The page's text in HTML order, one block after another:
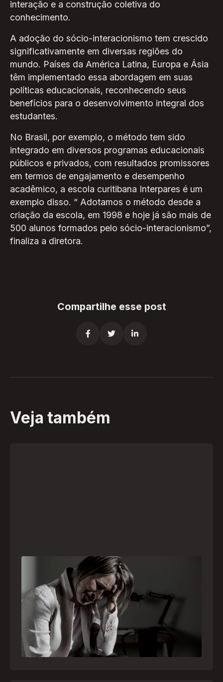
interação e a construção coletiva do
conhecimento.
A adoção do sócio-interacionismo tem crescido
significativamente em diversas regiões do
mundo. Países da América Latina, Europa e Ásia
têm implementado essa abordagem em suas
políticas educacionais, reconhecendo seus
benefícios para o desenvolvimento integral dos
estudantes.
No Brasil, por exemplo, o método tem sido
integrado em diversos programas educacionais
públicos e privados, com resultados promissores
em termos de engajamento e desempenho
acadêmico, a escola curitibana Interpares é um
exemplo disso. “ Adotamos o método desde a
criação da escola, em 1998 e hoje já são mais de
500 alunos formados pelo sócio-interacionismo”,
finaliza a diretora.
Compartilhe esse post
  
Veja também
Crise psiquiátrica é urgência médica: saiba
como o SAMU atua nesses casos
Surtos, tentativas de suicídio e episódios de
agitação intensa são considerados urgências
médicas e devem receber atendimento
especializado pelo telefone 192
21 julho, 2026